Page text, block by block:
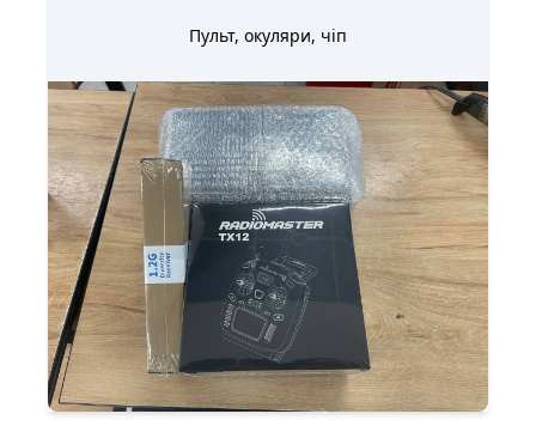
Пульт, окуляри, чіп